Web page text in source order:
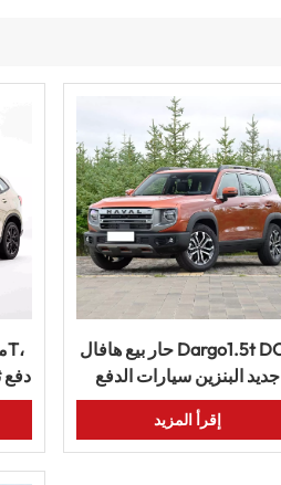
دفع
حار بيع هافال Dargo1.5t DCT
جديد البنزين سيارات الدفع
الرباعي سيارة السيارات
إقرأ المزيد